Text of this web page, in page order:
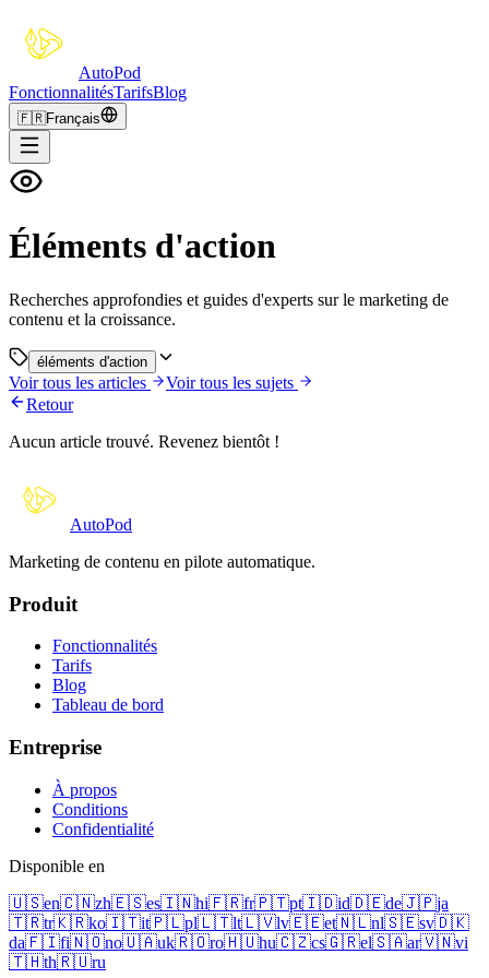
AutoPod
FonctionnalitésTarifsBlog
🇫🇷Français
Éléments d'action
Recherches approfondies et guides d'experts sur le marketing de
contenu et la croissance.
éléments d'action
Voir tous les articles
Voir tous les sujets
Retour
Aucun article trouvé. Revenez bientôt !
AutoPod
Marketing de contenu en pilote automatique.
Produit
Fonctionnalités
Tarifs
Blog
Tableau de bord
Entreprise
À propos
Conditions
Confidentialité
Disponible en
🇺🇸en🇨🇳zh🇪🇸es🇮🇳hi🇫🇷fr🇵🇹pt🇮🇩id🇩🇪de🇯🇵ja
🇹🇷tr🇰🇷ko🇮🇹it🇵🇱pl🇱🇹lt🇱🇻lv🇪🇪et🇳🇱nl🇸🇪sv🇩🇰
da🇫🇮fi🇳🇴no🇺🇦uk🇷🇴ro🇭🇺hu🇨🇿cs🇬🇷el🇸🇦ar🇻🇳vi
🇹🇭th🇷🇺ru